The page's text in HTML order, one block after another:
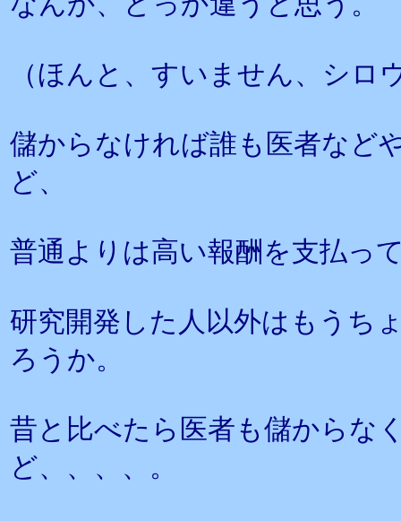
（ほんと、すいません、シロ
儲からなければ誰も医者など
ど、
普通よりは高い報酬を支払っ
研究開発した人以外はもうち
ろうか。
昔と比べたら医者も儲からな
ど、、、、。